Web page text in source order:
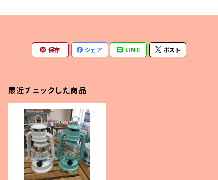
保存 シェア LINE ポスト
最近チェックした商品